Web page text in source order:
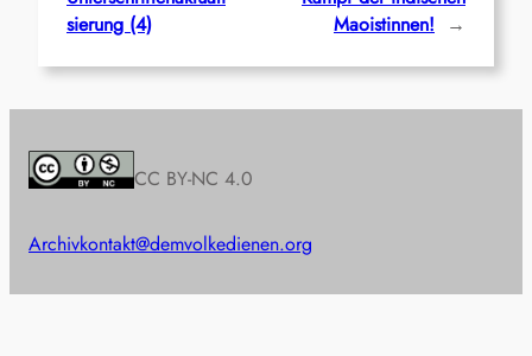
sierung (4)
Maoistinnen!
→
CC BY-NC 4.0
Archivkontakt@demvolkedienen.org